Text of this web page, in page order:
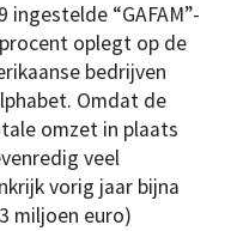
“GAFAM”-
oplegt op de
bedrijven
Omdat de
omzet in plaats
veel
vorig jaar bijna
miljoen euro)